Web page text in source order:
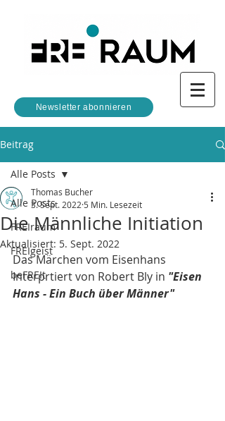
Newsletter abonnieren
Beitrag
Alle Posts
FREIraum
FREIgeist
beFREIt
Alle Posts
Die Männliche Initiation
Thomas Bucher
3. Sept. 2022 5 Min. Lesezeit
Aktualisiert: 5. Sept. 2022
Das Märchen vom Eisenhans
Interprtiert von Robert Bly in "Eisen
Hans - Ein Buch über Männer"